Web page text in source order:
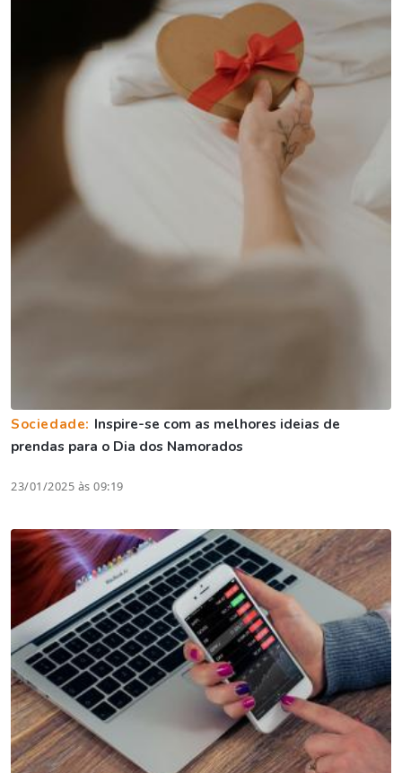
Sociedade: Inspire-se com as melhores ideias de
prendas para o Dia dos Namorados
23/01/2025 às 09:19